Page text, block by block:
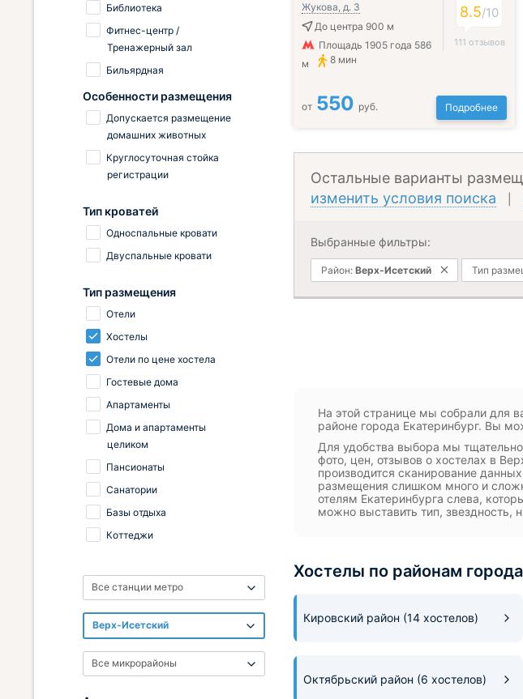
Жукова, д. 3
До центра 900 м
Площадь 1905 года 586
м
8 мин
8.5/10
111 отзывов
от 550 руб. Подробнее
Остальные варианты
изменить условия поиска
Выбранные фильтры:
Район: Верх-Исетский Тип
На этой странице мы собрали для
районе города Екатеринбург. Вы
Для удобства выбора мы
фото, цен, отзывов о хостелах в
производится сканирование
размещения слишком много и
отелям Екатеринбурга слева,
можно выставить тип, звездность,
Хостелы по районам города
Кировский район (14 хостелов)
Октябрьский район (6 хостелов)
Библиотека
Фитнес-центр /
Тренажерный зал
Бильярдная
Особенности размещения
Допускается размещение
домашних животных
Круглосуточная стойка
регистрации
Тип кроватей
Односпальные кровати
Двуспальные кровати
Тип размещения
Отели
Хостелы
Отели по цене хостела
Гостевые дома
Апартаменты
Дома и апартаменты
целиком
Пансионаты
Санатории
Базы отдыха
Коттеджи
Все станции метро
Верх-Исетский
Все микрорайоны